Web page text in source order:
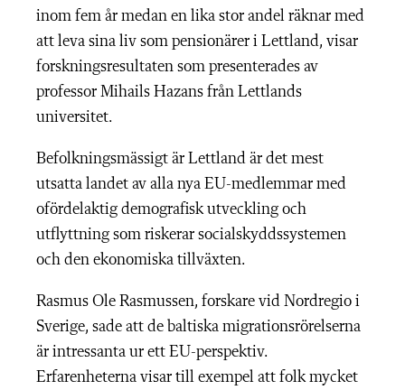
inom fem år medan en lika stor andel räknar med
att leva sina liv som pensionärer i Lettland, visar
forskningsresultaten som presenterades av
professor Mihails Hazans från Lettlands
universitet.
Befolkningsmässigt är Lettland är det mest
utsatta landet av alla nya EU-medlemmar med
ofördelaktig demografisk utveckling och
utflyttning som riskerar socialskyddssystemen
och den ekonomiska tillväxten.
Rasmus Ole Rasmussen, forskare vid Nordregio i
Sverige, sade att de baltiska migrationsrörelserna
är intressanta ur ett EU-perspektiv.
Erfarenheterna visar till exempel att folk mycket